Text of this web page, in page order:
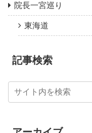
院長一宮巡り
東海道
記事検索